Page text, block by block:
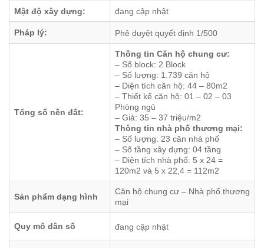
Mật độ xây dựng: đang cập nhật
Pháp lý: Phê duyệt quyết định 1/500
Tổng số nền đất:
Thông tin Căn hộ chung cư:
– Số block: 2 Block
– Số lượng: 1.739 căn hộ
– Diện tích căn hộ: 44 – 80m2
– Thiết kế căn hộ: 01 – 02 – 03
Phòng ngủ
– Giá: 35 – 37 triệu/m2
Thông tin nhà phố thương mại:
– Số lượng: 23 căn nhà phố
– Số tầng xây dựng: 04 tầng
– Diện tích nhà phố: 5 x 24 =
120m2 và 5 x 22,4 = 112m2
Sản phẩm dạng hình
Căn hộ chung cư – Nhà phố thương
mại
Quy mô dân số đang cập nhật